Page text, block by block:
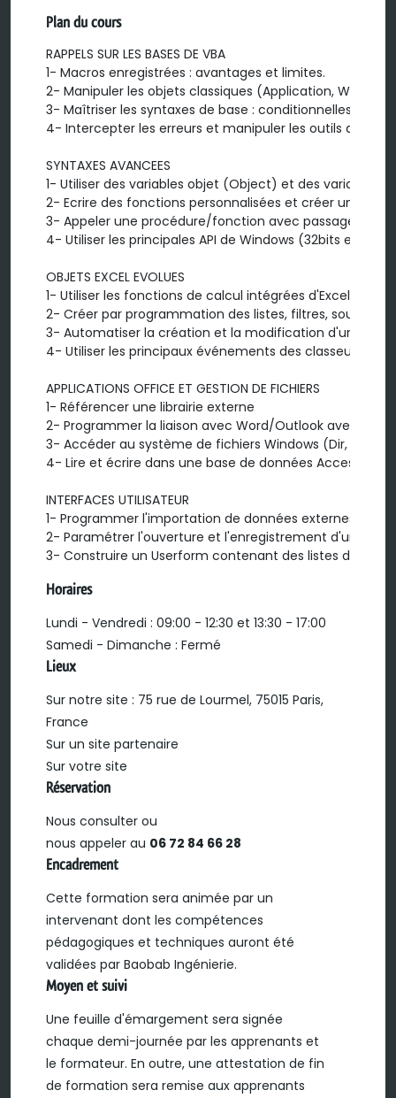
Plan du cours
RAPPELS SUR LES BASES DE VBA
1- Macros enregistrées : avantages et limites.
2- Manipuler les objets classiques (Application,
3- Maîtriser les syntaxes de base : conditionnelles et
4- Intercepter les erreurs et manipuler les outils de
SYNTAXES AVANCEES
1- Utiliser des variables objet (Object) et des variables
2- Ecrire des fonctions personnalisées et créer une
3- Appeler une procédure/fonction avec passage
4- Utiliser les principales API de Windows (32bits et
OBJETS EXCEL EVOLUES
1- Utiliser les fonctions de calcul intégrées d'Excel
2- Créer par programmation des listes, filtres, sous-
3- Automatiser la création et la modification d'un
4- Utiliser les principaux événements des classeurs/
APPLICATIONS OFFICE ET GESTION DE FICHIERS
1- Référencer une librairie externe
2- Programmer la liaison avec Word/Outlook avec OLE
3- Accéder au système de fichiers Windows (Dir,
4- Lire et écrire dans une base de données Access avec
INTERFACES UTILISATEUR
1- Programmer l'importation de données externes (TXT,
2- Paramétrer l'ouverture et l'enregistrement d'un
3- Construire un Userform contenant des listes
Horaires
Lundi - Vendredi : 09:00 - 12:30 et 13:30 - 17:00
Samedi - Dimanche : Fermé
Lieux
Sur notre site : 75 rue de Lourmel, 75015 Paris,
France
Sur un site partenaire
Sur votre site
Réservation
Nous consulter ou
nous appeler au 06 72 84 66 28
Encadrement
Cette formation sera animée par un
intervenant dont les compétences
pédagogiques et techniques auront été
validées par Baobab Ingénierie.
Moyen et suivi
Une feuille d'émargement sera signée
chaque demi-journée par les apprenants et
le formateur. En outre, une attestation de fin
de formation sera remise aux apprenants